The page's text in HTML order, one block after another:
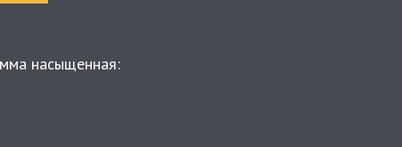
насыщенная: